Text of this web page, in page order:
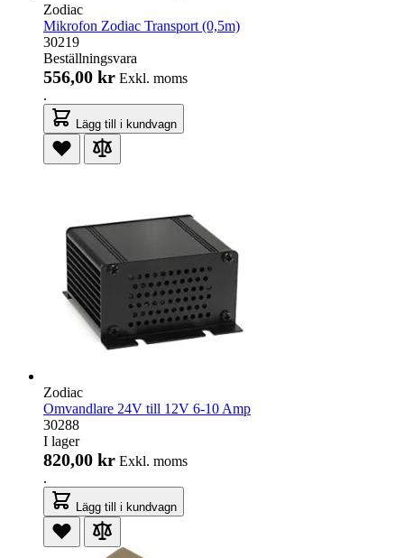
Zodiac
Mikrofon Zodiac Transport (0,5m)
30219
Beställningsvara
556,00 kr Exkl. moms
.
Lägg till i kundvagn
Zodiac
Omvandlare 24V till 12V 6-10 Amp
30288
I lager
820,00 kr Exkl. moms
.
Lägg till i kundvagn